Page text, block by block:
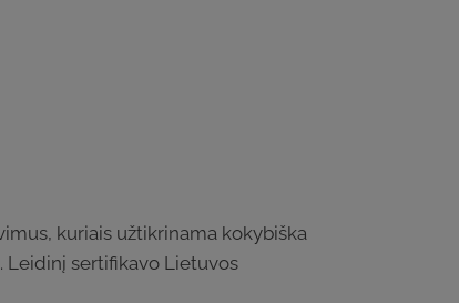
kuriais užtikrinama kokybiška
Leidinį sertifikavo Lietuvos